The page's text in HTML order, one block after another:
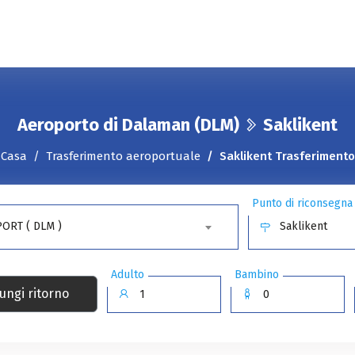
Aeroporto di Dalaman (DLM) Saklikent
Casa Trasferimento aeroportuale Saklikent Trasferimento
( DLM )
Punto di riconsegna
Saklikent
ritorno
Adulto Bambino